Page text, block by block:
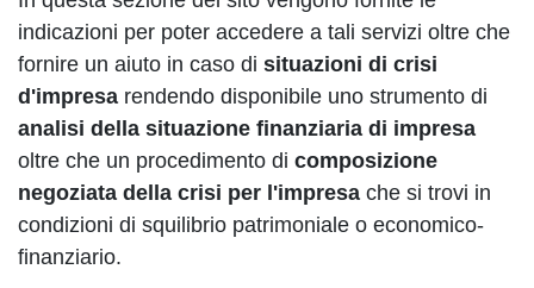
indicazioni per poter accedere a tali servizi oltre che
fornire un aiuto in caso di situazioni di crisi
d'impresa rendendo disponibile uno strumento di
analisi della situazione finanziaria di impresa
oltre che un procedimento di composizione
negoziata della crisi per l'impresa che si trovi in
condizioni di squilibrio patrimoniale o economico-
finanziario.